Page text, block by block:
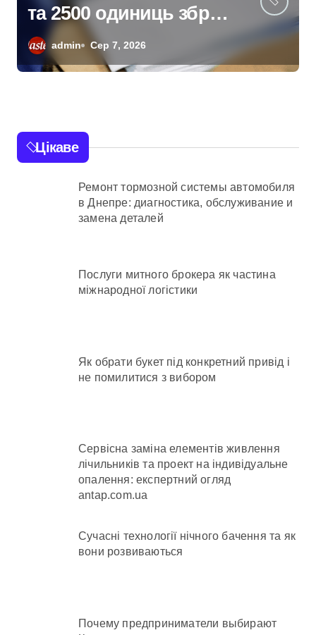
над організаторами
мережі із 39
нелегальних казино
admin Сер 7, 2026
Цікаве
Ремонт тормозной системы автомобиля
в Днепре: диагностика, обслуживание и
замена деталей
Послуги митного брокера як частина
міжнародної логістики
Як обрати букет під конкретний привід і
не помилитися з вибором
Сервісна заміна елементів живлення
лічильників та проект на індивідуальне
опалення: експертний огляд
antap.com.ua
Сучасні технології нічного бачення та як
вони розвиваються
Почему предприниматели выбирают